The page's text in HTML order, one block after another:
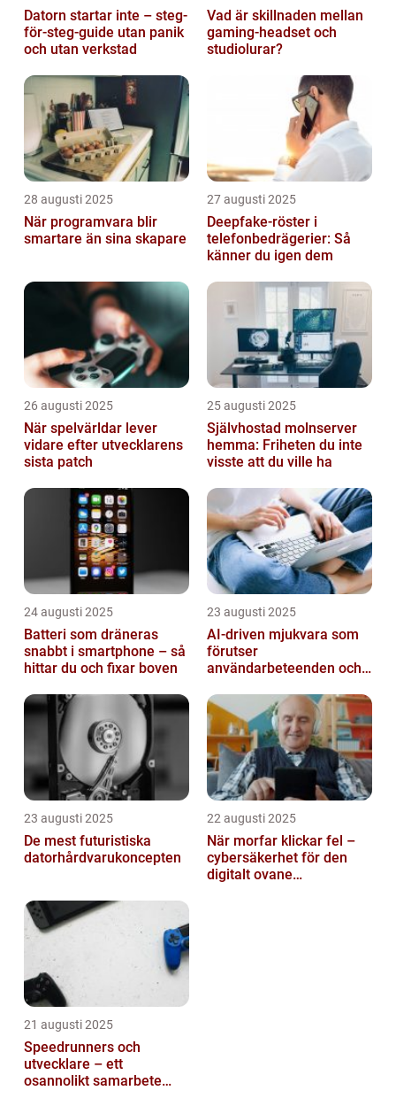
Datorn startar inte – steg-
för-steg-guide utan panik
och utan verkstad
Vad är skillnaden mellan
gaming-headset och
studiolurar?
28 augusti 2025
När programvara blir
smartare än sina skapare
27 augusti 2025
Deepfake-röster i
telefonbedrägerier: Så
känner du igen dem
26 augusti 2025
När spelvärldar lever
vidare efter utvecklarens
sista patch
25 augusti 2025
Självhostad molnserver
hemma: Friheten du inte
visste att du ville ha
24 augusti 2025
Batteri som dräneras
snabbt i smartphone – så
hittar du och fixar boven
23 augusti 2025
AI-driven mjukvara som
förutser
användarbeteenden och
23 augusti 2025
De mest futuristiska
datorhårdvarukoncepten
22 augusti 2025
När morfar klickar fel –
cybersäkerhet för den
digitalt ovane
21 augusti 2025
Speedrunners och
utvecklare – ett
osannolikt samarbete